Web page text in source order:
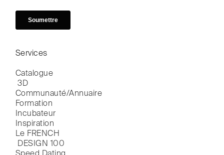
Services
Catalogue
3D
Communauté/Annuaire
Formation
Incubateur
Inspiration
Le FRENCH
DESIGN 100